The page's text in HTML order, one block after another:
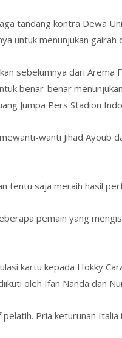
tandang kontra Dewa
untuk menunjukan
sebelumnya dari Arema
benar-benar
Jumpa Pers Stadion
wanti Jihad Ayoub
tentu saja meraih hasil
pemain yang
kartu kepada Hokky
oleh Ifan Nanda dan
Pria keturunan